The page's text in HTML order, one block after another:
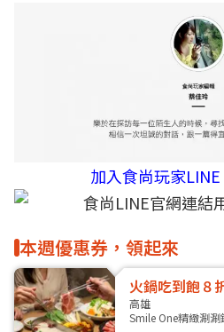
加入食尚玩家
本週優惠券，領起來
火鍋吃到飽８
高雄
Smile One精緻涮涮